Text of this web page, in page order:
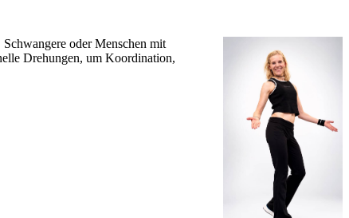
oder Menschen mit
Drehungen, um Koordination,